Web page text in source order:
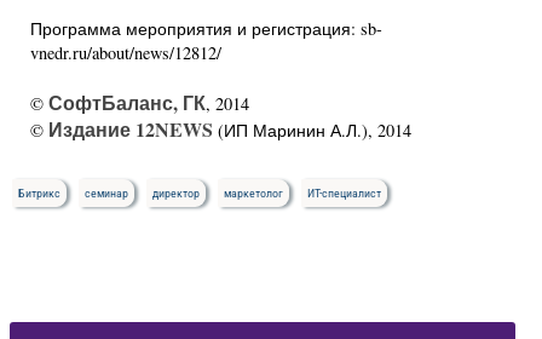
Программа мероприятия и регистрация: sb-
vnedr.ru/about/news/12812/
© СофтБаланс, ГК, 2014
© Издание 12NEWS (ИП Маринин А.Л.), 2014
Битрикс семинар директор маркетолог ИТ-специалист